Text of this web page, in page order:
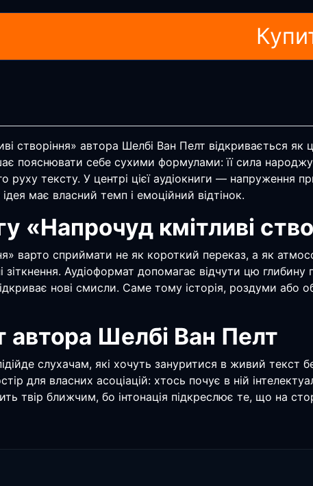
створіння» автора Шелбі Ван Пелт відкривається як
пояснювати себе сухими формулами: її сила
руху тексту. У центрі цієї аудіокниги — напруження
має власний темп і емоційний відтінок.
«Напрочуд кмітливі
варто сприймати не як короткий переказ, а як
зіткнення. Аудіоформат допомагає відчути цю
нові смисли. Саме тому історія, роздуми або
автора Шелбі Ван Пелт
слухачам, які хочуть зануритися в живий текст
для власних асоціацій: хтось почує в ній
твір ближчим, бо інтонація підкреслює те, що на